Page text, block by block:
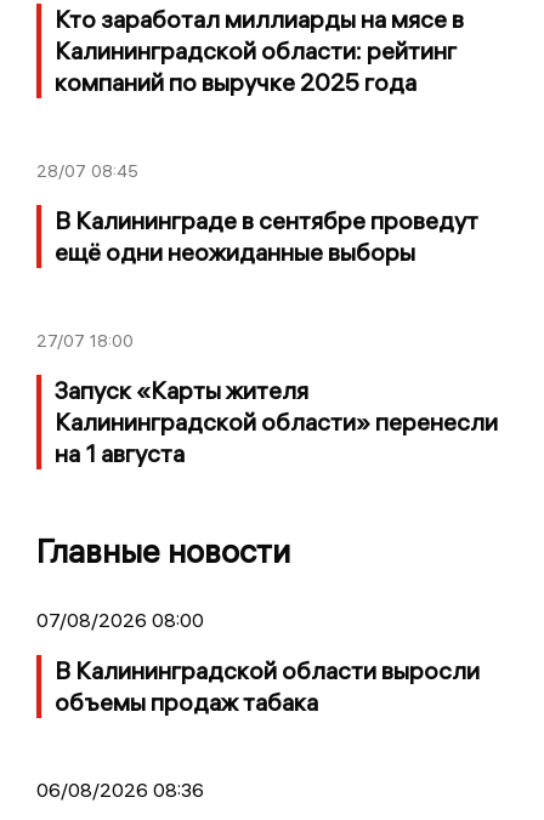
Кто заработал миллиарды на мясе в
Калининградской области: рейтинг
компаний по выручке 2025 года
28/07 08:45
В Калининграде в сентябре проведут
ещё одни неожиданные выборы
27/07 18:00
Запуск «Карты жителя
Калининградской области» перенесли
на 1 августа
Главные новости
07/08/2026 08:00
В Калининградской области выросли
объемы продаж табака
06/08/2026 08:36